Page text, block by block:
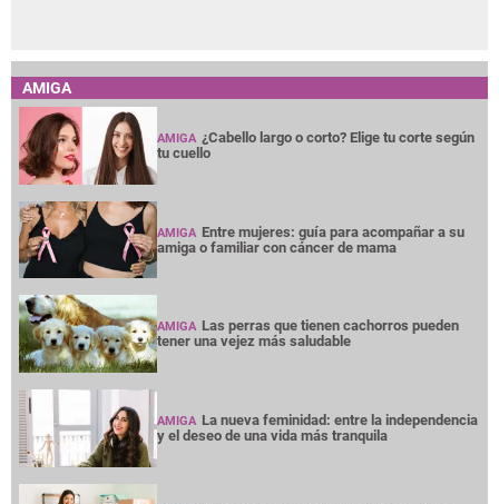
AMIGA
AMIGA ¿Cabello largo o corto? Elige tu corte según
tu cuello
AMIGA Entre mujeres: guía para acompañar a su
amiga o familiar con cáncer de mama
AMIGA Las perras que tienen cachorros pueden
tener una vejez más saludable
AMIGA La nueva feminidad: entre la independencia
y el deseo de una vida más tranquila